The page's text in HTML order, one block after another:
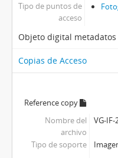
Tipo de puntos de
acceso
Objeto digital metadatos
Copias de Acceso
Reference copy
Nombre del
archivo
VG-IF-
Tipo de soporte